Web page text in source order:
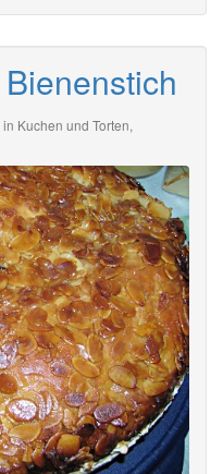
in Kuchen und Torten,